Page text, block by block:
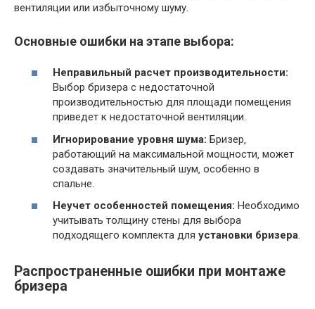
вентиляции или избыточному шуму.
Основные ошибки на этапе выбора:
Неправильный расчет производительности:
Выбор бризера с недостаточной
производительностью для площади помещения
приведет к недостаточной вентиляции.
Игнорирование уровня шума: Бризер‚
работающий на максимальной мощности‚ может
создавать значительный шум‚ особенно в
спальне.
Неучет особенностей помещения: Необходимо
учитывать толщину стены для выбора
подходящего комплекта для установки бризера.
Распространенные ошибки при монтаже
бризера